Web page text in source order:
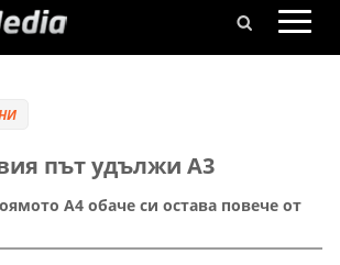
път удължи A3
A4 обаче си остава повече от